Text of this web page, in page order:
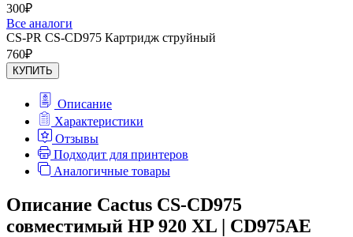
300₽
Все аналоги
CS-PR CS-CD975 Картридж струйный
760₽
КУПИТЬ
Описание
Характеристики
Отзывы
Подходит для принтеров
Аналогичные товары
Описание Cactus CS-CD975
совместимый HP 920 XL | CD975AE